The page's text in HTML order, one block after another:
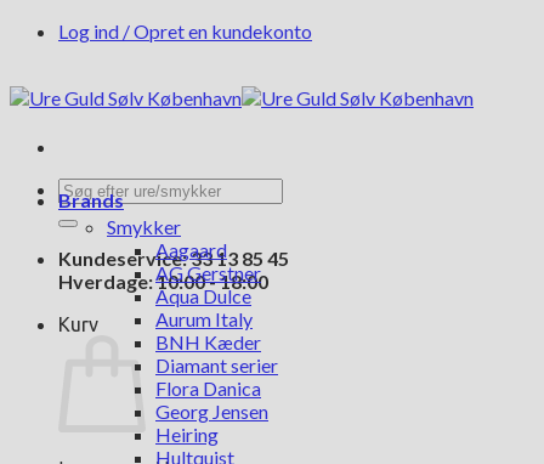
FortsætLog ind / Opret en kundekonto
Søg
efter:
Kundeservice: 33 13 85 45
Hverdage: 10:00 - 18:00
Kurv
Brands
Smykker
Aagaard
AG Gerstner
Aqua Dulce
Aurum Italy
BNH Kæder
Diamant serier
Flora Danica
Georg Jensen
Heiring
Hultquist